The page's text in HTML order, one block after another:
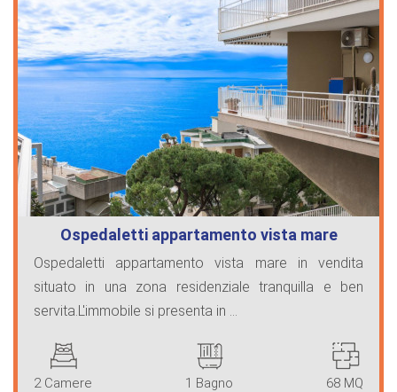
Ospedaletti appartamento vista mare
Ospedaletti appartamento vista mare in vendita
situato in una zona residenziale tranquilla e ben
servita.L'immobile si presenta in ...
2 Camere 1 Bagno 68 MQ